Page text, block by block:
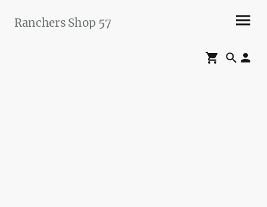
Ranchers Shop 57